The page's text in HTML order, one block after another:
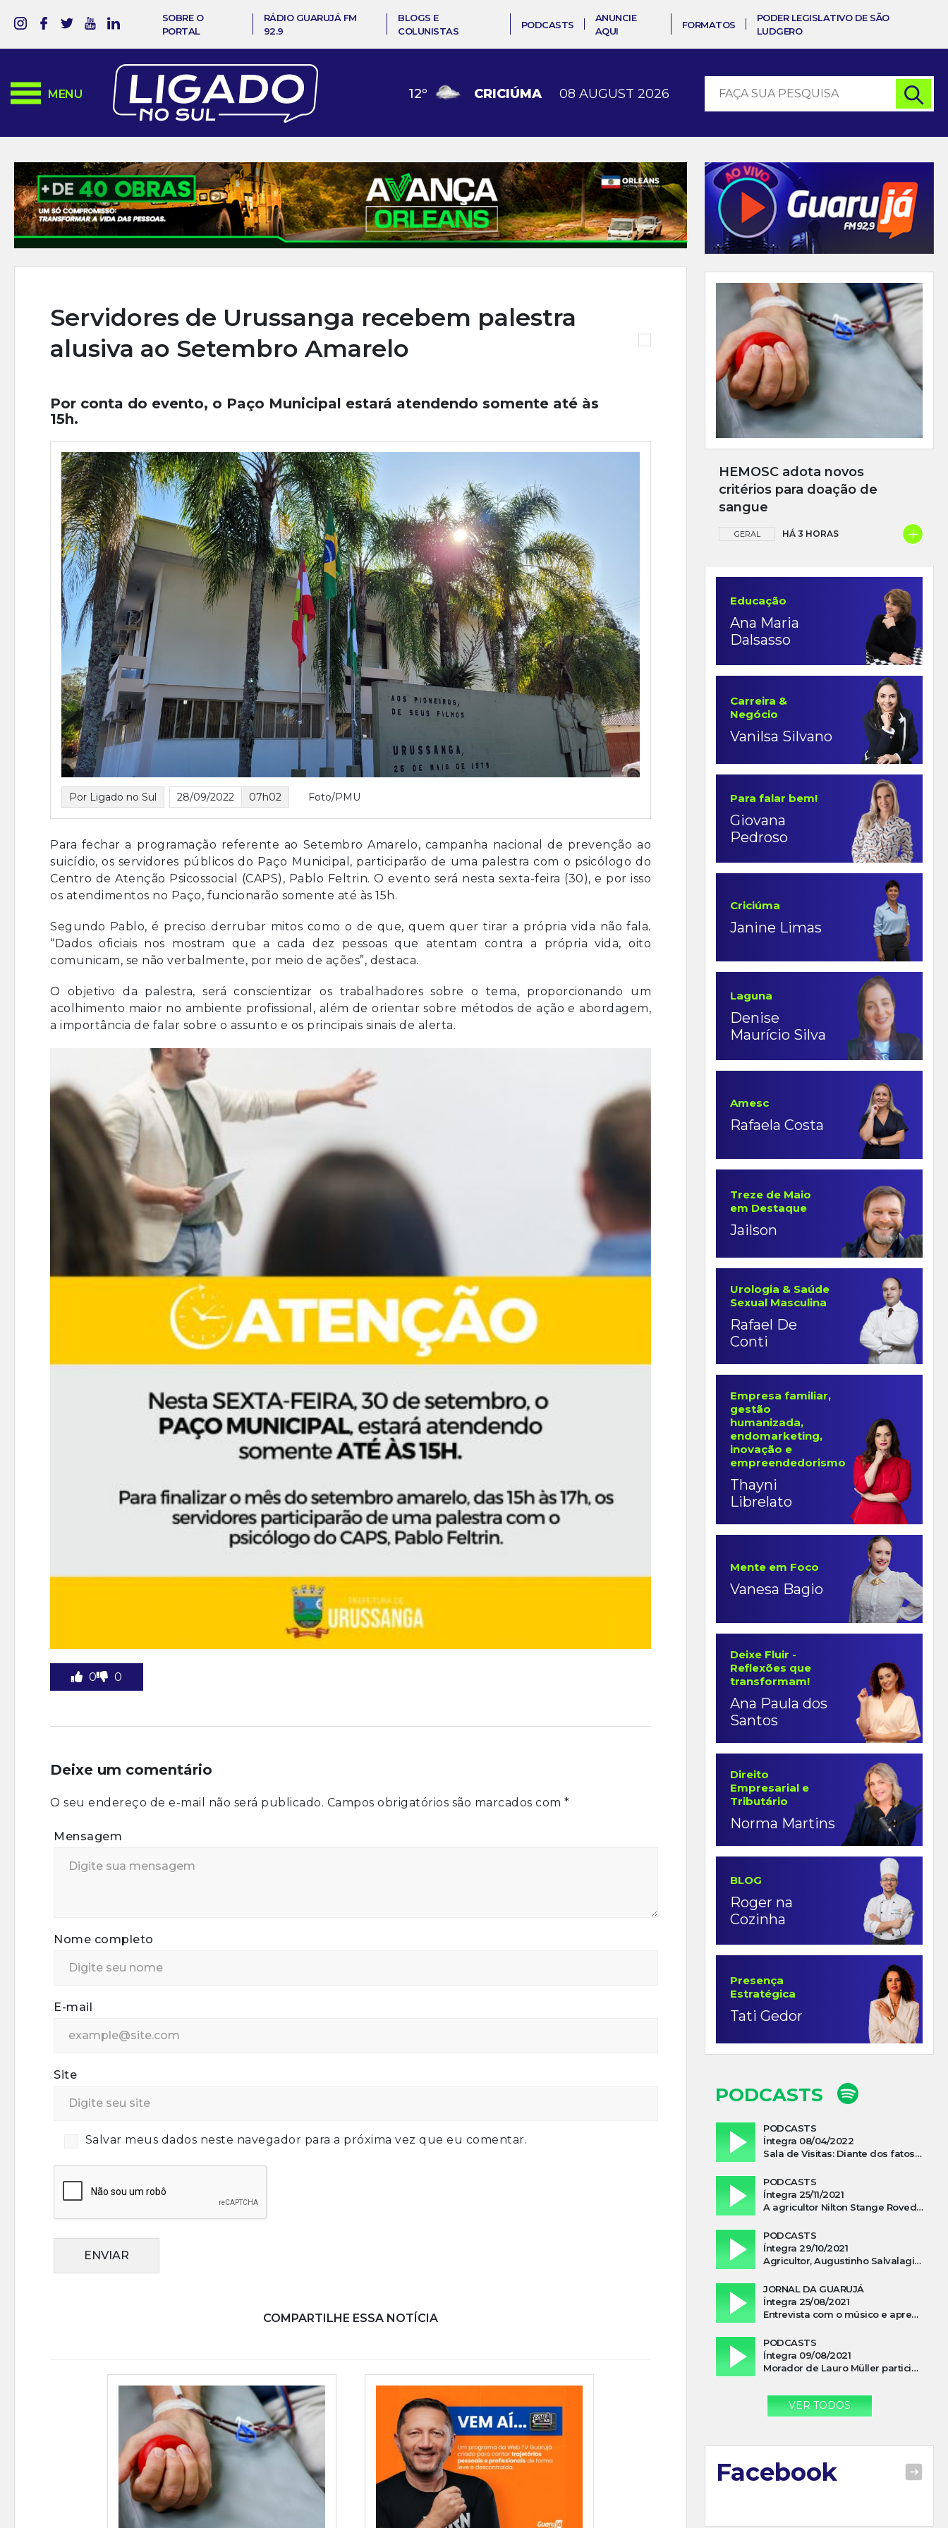
SOBRE O
PORTAL
RÁDIO GUARUJÁ FM
92.9
BLOGS E
COLUNISTAS
PODCASTS
ANUNCIE
AQUI
FORMATOS
PODER LEGISLATIVO DE SÃO
LUDGERO
MENU 12º CRICIÚMA 08 AUGUST 2026
Servidores de Urussanga recebem palestra
alusiva ao Setembro Amarelo
Por conta do evento, o Paço Municipal estará atendendo somente até às
15h.
Por Ligado no Sul 28/09/2022 07h02 Foto/PMU
Para fechar a programação referente ao Setembro Amarelo, campanha nacional de prevenção ao
suicídio, os servidores públicos do Paço Municipal, participarão de uma palestra com o psicólogo do
Centro de Atenção Psicossocial (CAPS), Pablo Feltrin. O evento será nesta sexta-feira (30), e por isso
os atendimentos no Paço, funcionarão somente até às 15h.
Segundo Pablo, é preciso derrubar mitos como o de que, quem quer tirar a própria vida não fala.
“Dados oficiais nos mostram que a cada dez pessoas que atentam contra a própria vida, oito
comunicam, se não verbalmente, por meio de ações”, destaca.
O objetivo da palestra, será conscientizar os trabalhadores sobre o tema, proporcionando um
acolhimento maior no ambiente profissional, além de orientar sobre métodos de ação e abordagem,
a importância de falar sobre o assunto e os principais sinais de alerta.
0 0
Deixe um comentário
O seu endereço de e-mail não será publicado. Campos obrigatórios são marcados com *
Mensagem
Nome completo
E-mail
Site
Salvar meus dados neste navegador para a próxima vez que eu comentar.
ENVIAR
COMPARTILHE ESSA NOTÍCIA
HEMOSC adota novos
critérios para doação de
sangue
GERAL HÁ 3 HORAS +
Educação
Ana Maria
Dalsasso
Carreira &
Negócio
Vanilsa Silvano
Para falar bem!
Giovana
Pedroso
Criciúma
Janine Limas
Laguna
Denise
Maurício Silva
Amesc
Rafaela Costa
Treze de Maio
em Destaque
Jailson
Urologia & Saúde
Sexual Masculina
Rafael De
Conti
Empresa familiar,
gestão
humanizada,
endomarketing,
inovação e
empreendedorismo
Thayni
Librelato
Mente em Foco
Vanesa Bagio
Deixe Fluir -
Reflexões que
transformam!
Ana Paula dos
Santos
Direito
Empresarial e
Tributário
Norma Martins
BLOG
Roger na
Cozinha
Presença
Estratégica
Tati Gedor
PODCASTS
PODCASTS
Íntegra 08/04/2022
Sala de Visitas: Diante dos fatos que influenciam a economia o que podemos esperar de 2022
PODCASTS
Íntegra 25/11/2021
A agricultor Nilton Stange Roveda, afirma ter recebido ajuda espiritual durante acidente
PODCASTS
Íntegra 29/10/2021
Agricultor, Augustinho Salvalagio, relata sobre aparição do Cavaleiro Negro no Rio das Furnas
JORNAL DA GUARUJÁ
Íntegra 25/08/2021
Entrevista com o músico e apresentador, Lismael Ferrareis, no Cidade e Campo
PODCASTS
Íntegra 09/08/2021
Morador de Lauro Müller participa de motociata em apoio a Bolsonaro
VER TODOS
Facebook